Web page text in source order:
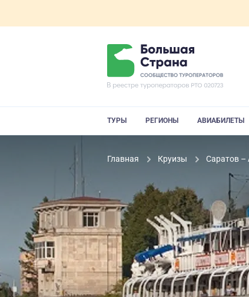
ТУРЫ РЕГИОНЫ АВИАБИЛЕТЫ
Главная Круизы Саратов –